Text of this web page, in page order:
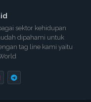
sektor kehidupan
dipahami untuk
tag line kami yaitu